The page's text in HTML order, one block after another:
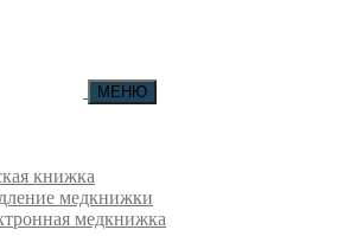
МЕНЮ
книжка
медкнижки
медкнижка